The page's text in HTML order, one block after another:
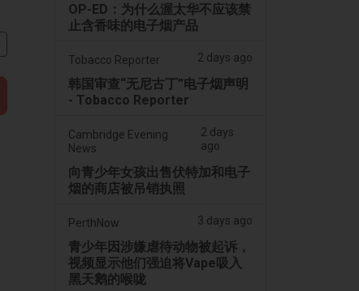
OP-ED：为什么渥太华不应该禁
止含香味的电子烟产品
Tobacco Reporter 2 days ago
韩国审查“无尼古丁”电子烟声明
- Tobacco Reporter
Cambridge Evening
News
2 days
ago
向青少年女孩出售伏特加和电子
烟的商店被吊销执照
PerthNow 3 days ago
青少年因涉嫌虐待动物被起诉，
视频显示他们强迫将Vape吸入
黑天鹅的喉咙